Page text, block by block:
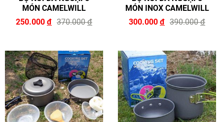
MÓN CAMELWILL
250.000 đ 370.000đ
MÓN INOX CAMELWILL
300.000 đ 390.000đ